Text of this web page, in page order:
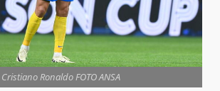
Cristiano Ronaldo FOTO ANSA